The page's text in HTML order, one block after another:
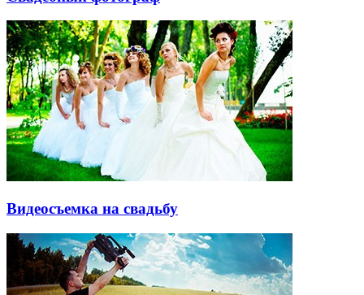
Видеосъемка на свадьбу